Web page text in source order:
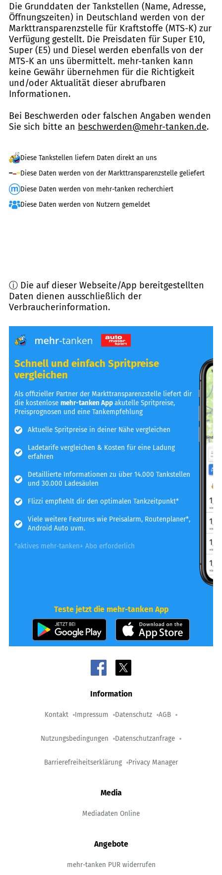
Die Grunddaten der Tankstellen (Name, Adresse,
Öffnungszeiten) in Deutschland werden von der
Markttransparenzstelle für Kraftstoffe (MTS-K) zur
Verfügung gestellt. Die Preisdaten für Super E10,
Super (E5) und Diesel werden ebenfalls von der
MTS-K an uns übermittelt. mehr-tanken kann
keine Gewähr übernehmen für die Richtigkeit
und/oder Aktualität dieser abrufbaren
Informationen.
Bei Beschwerden oder falschen Angaben wenden
Sie sich bitte an beschwerden@mehr-tanken.de.
Diese Tankstellen liefern Daten direkt an uns
Diese Daten werden von der Markttransparenzstelle geliefert
Diese Daten werden von mehr-tanken recherchiert
Diese Daten werden von Nutzern gemeldet
ⓘ Die auf dieser Webseite/App bereitgestellten
Daten dienen ausschließlich der
Verbraucherinformation.
Schnell und einfach Spritpreise
vergleichen
Als offizieller Partner der Markttransparenzstelle liefert dir
die kostenlosemehr-tanken Appakutelle Spritpreise,
Preisprognosen und eine Tankempfehlung
Aktuelle Spritpreise in deiner Nähe vergleichen
Ladetarife vergleichen & Kosten für eine Ladung
erfahren
Detaillierte Informationen zu über 14.000 Tankstellen
und 30.000 Ladesäulen
Flizzi empfiehlt dir den optimalen Tankzeitpunkt*
Viele weitere Features wie Preisalarm, Routenplaner*,
Android Auto uvm.
*aktives mehr-tanken+ Abo erforderlich
Teste jetzt die mehr-tanken App
Information
Kontakt Impressum Datenschutz AGB
Nutzungsbedingungen Datenschutzanfrage
Barrierefreiheitserklärung Privacy Manager
Media
Mediadaten Online
Angebote
mehr-tanken PUR widerrufen